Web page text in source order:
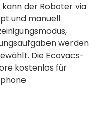
der Roboter via
und manuell
werden
Die Ecovacs-
kostenlos für